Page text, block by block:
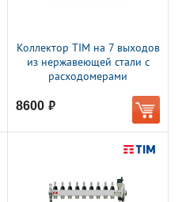
Коллектор TIM на 7 выходов
из нержавеющей стали с
расходомерами
8600 руб.